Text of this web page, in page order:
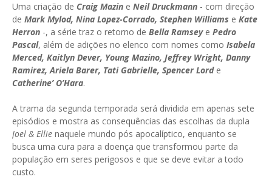
Uma criação de Craig Mazin e Neil Druckmann - com direção
de Mark Mylod, Nina Lopez-Corrado, Stephen Williams e Kate
Herron -, a série traz o retorno de Bella Ramseye Pedro
Pascal, além de adições no elenco com nomes como Isabela
Merced, Kaitlyn Dever, Young Mazino, Jeffrey Wright, Danny
Ramirez, Ariela Barer, Tati Gabrielle, Spencer Lorde
Catherine’ O’Hara.
A trama da segunda temporada será dividida em apenas sete
episódios e mostra as consequências das escolhas da dupla
Joel & Ellie naquele mundo pós apocalíptico, enquanto se
busca uma cura para a doença que transformou parte da
população em seres perigosos e que se deve evitar a todo
custo.